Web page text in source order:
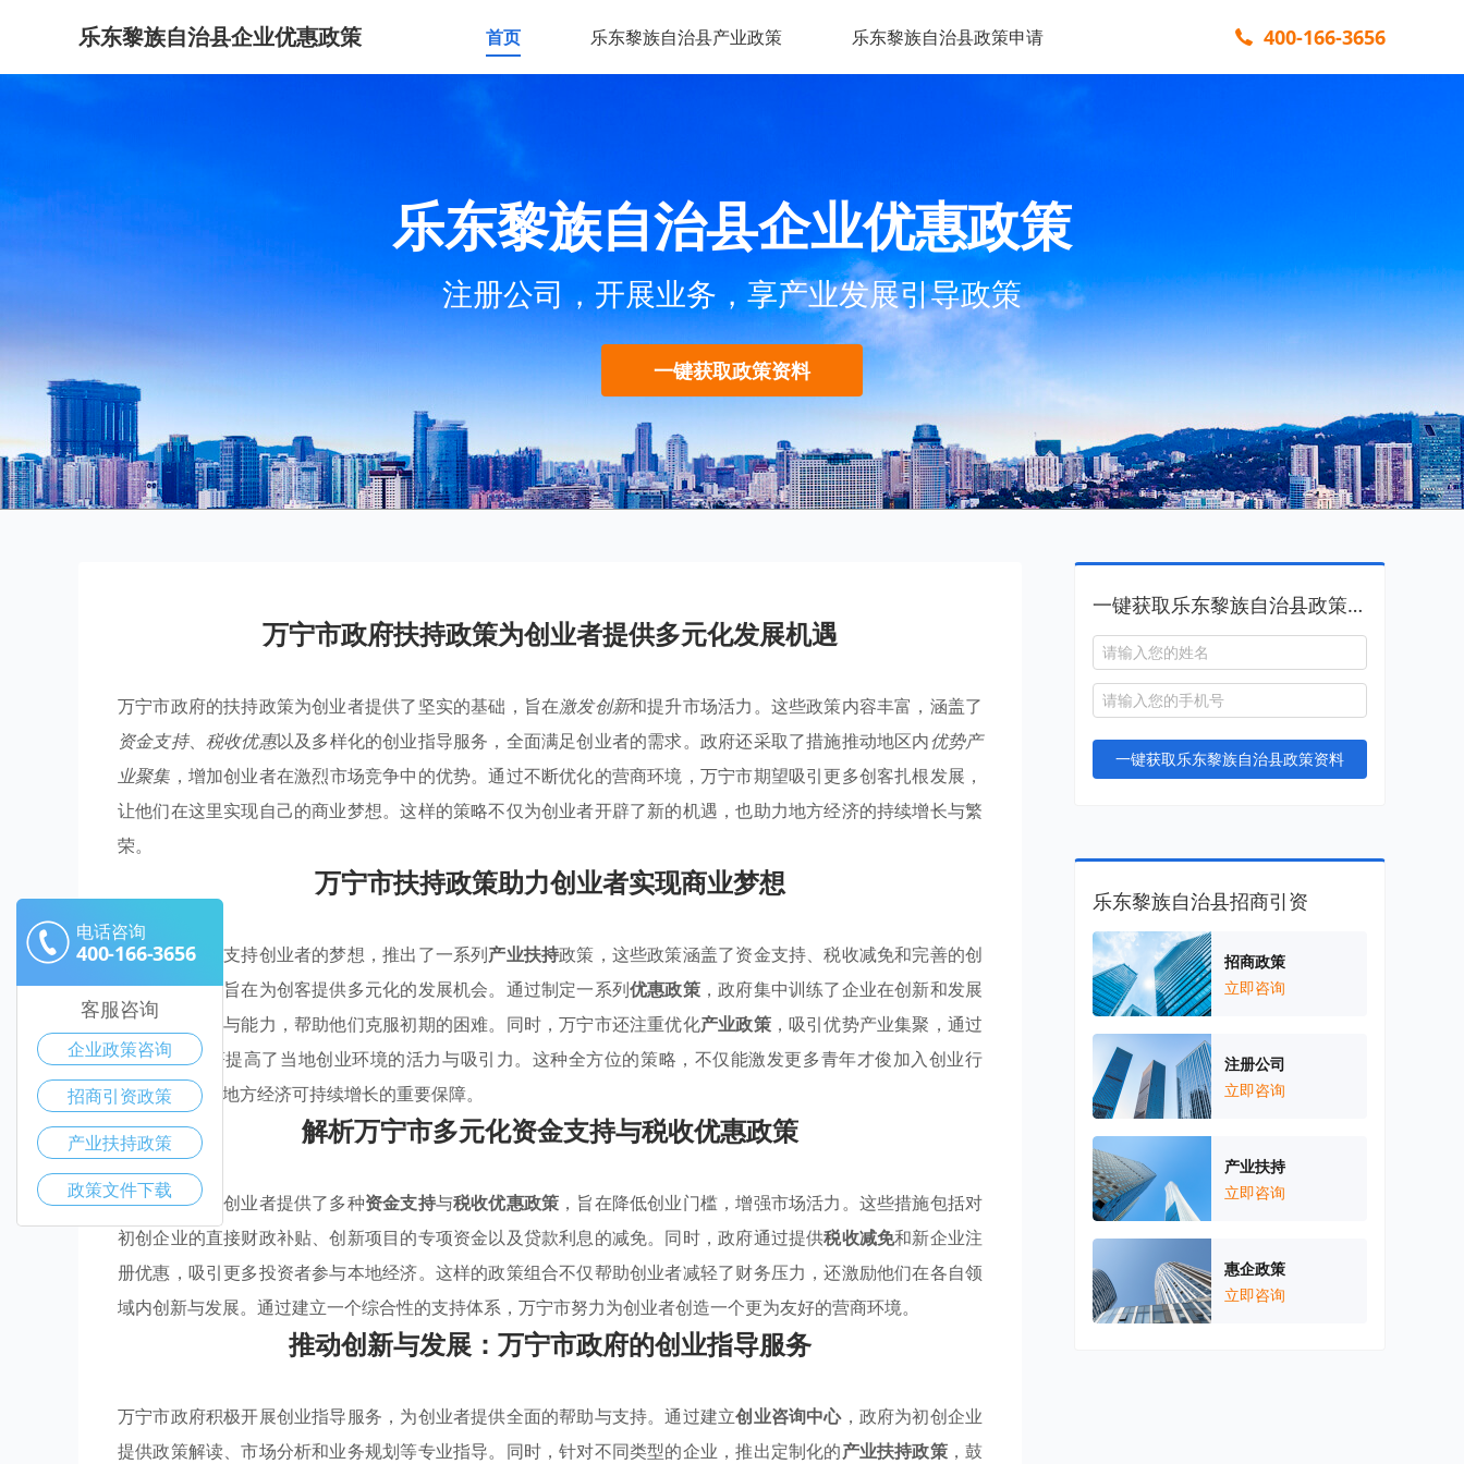
乐东黎族自治县企业优惠政策 首页 乐东黎族自治县产业政策 乐东黎族自治县政策申请 400-166-3656
乐东黎族自治县企业优惠政策
注册公司，开展业务，享产业发展引导政策
一键获取政策资料
万宁市政府扶持政策为创业者提供多元化发展机遇
万宁市政府的扶持政策为创业者提供了坚实的基础，旨在激发创新和提升市场活力。这些政策内容丰富，涵盖了
资金支持、税收优惠以及多样化的创业指导服务，全面满足创业者的需求。政府还采取了措施推动地区内优势产
业聚集 ，增加创业者在激烈市场竞争中的优势。通过不断优化的营商环境，万宁市期望吸引更多创客扎根发展，
让他们在这里实现自己的商业梦想。这样的策略不仅为创业者开辟了新的机遇，也助力地方经济的持续增长与繁
荣。
万宁市扶持政策助力创业者实现商业梦想
万宁市政府为支持创业者的梦想，推出了一系列产业扶持政策，这些政策涵盖了资金支持、税收减免和完善的创
业指导服务，旨在为创客提供多元化的发展机会。通过制定一系列优惠政策，政府集中训练了企业在创新和发展
中的必要资源与能力，帮助他们克服初期的困难。同时，万宁市还注重优化产业政策，吸引优势产业集聚，通过
这些举措显著提高了当地创业环境的活力与吸引力。这种全方位的策略，不仅能激发更多青年才俊加入创业行
列，更是助力地方经济可持续增长的重要保障。
解析万宁市多元化资金支持与税收优惠政策
万宁市政府为创业者提供了多种资金支持与税收优惠政策 ，旨在降低创业门槛，增强市场活力。这些措施包括对
初创企业的直接财政补贴、创新项目的专项资金以及贷款利息的减免。同时，政府通过提供税收减免和新企业注
册优惠，吸引更多投资者参与本地经济。这样的政策组合不仅帮助创业者减轻了财务压力，还激励他们在各自领
域内创新与发展。通过建立一个综合性的支持体系，万宁市努力为创业者创造一个更为友好的营商环境。
推动创新与发展：万宁市政府的创业指导服务
万宁市政府积极开展创业指导服务，为创业者提供全面的帮助与支持。通过建立创业咨询中心，政府为初创企业
提供政策解读、市场分析和业务规划等专业指导。同时，针对不同类型的企业，推出定制化的产业扶持政策，鼓
一键获取乐东黎族自治县政策资料
一键获取乐东黎族自治县政策资料
乐东黎族自治县招商引资
招商政策
立即咨询
注册公司
立即咨询
产业扶持
立即咨询
惠企政策
立即咨询
电话咨询
400-166-3656
客服咨询
企业政策咨询
招商引资政策
产业扶持政策
政策文件下载